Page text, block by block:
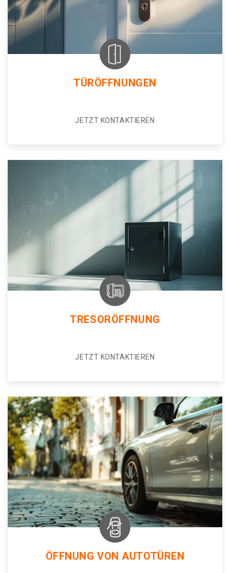
TÜRÖFFNUNGEN
JETZT KONTAKTIEREN
TRESORÖFFNUNG
JETZT KONTAKTIEREN
ÖFFNUNG VON AUTOTÜREN